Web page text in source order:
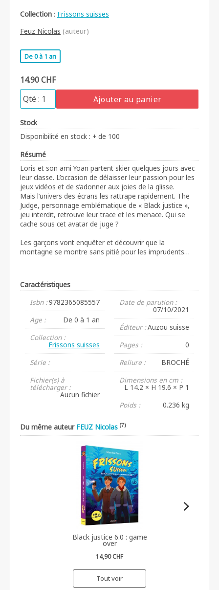
Collection : Frissons suisses
Feuz Nicolas (auteur)
De 0 à 1 an
14.90 CHF
Ajouter au panier
Stock
Disponibilité en stock : + de 100
Résumé
Loris et son ami Yoan partent skier quelques jours avec
leur classe. L’occasion de délaisser leur passion pour les
jeux vidéos et de s’adonner aux joies de la glisse.
Mais l’univers des écrans les rattrape rapidement. The
Judge, personnage emblématique de « Black justice »,
jeu interdit, retrouve leur trace et les menace. Qui se
cache sous cet avatar de juge ?
Les garçons vont enquêter et découvrir que la
montagne se montre sans pitié pour les imprudents…
Caractéristiques
Isbn :9782365085557
Age :
De 0 à 1 an
Collection :
Frissons suisses
Série :
Fichier(s) à
télécharger :
Aucun fichier
Date de parution :
07/10/2021
Éditeur :Auzou suisse
Pages :
0
Reliure :
BROCHÉ
Dimensions en cm :
L 14.2 × H 19.6 × P 1
Poids :
0.236 kg
Du même auteur FEUZ Nicolas (7)
Black justice 6.0 : game
over
14,90 CHF
Tout voir